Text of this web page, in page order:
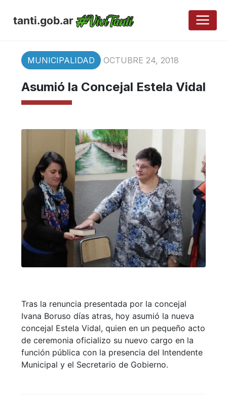
tanti.gob.ar
MUNICIPALIDAD OCTUBRE 24, 2018
Asumió la Concejal Estela Vidal
Tras la renuncia presentada por la concejal
Ivana Boruso días atras, hoy asumió la nueva
concejal Estela Vidal, quien en un pequeño acto
de ceremonia oficializo su nuevo cargo en la
función pública con la presencia del Intendente
Municipal y el Secretario de Gobierno.